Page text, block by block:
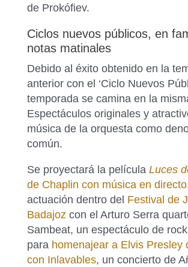
de Prokófiev.
Ciclos nuevos públicos, en
notas matinales
Debido al éxito obtenido en la
anterior con el ‘Ciclo Nuevos
temporada se camina en la
Espectáculos originales y
música de la orquesta como
común.
Se proyectará la película Luces
de Chaplin con música en directo
actuación dentro del Festival de
Badajozcon el Arturo Serra
Sambeat, un espectáculo de rock
para homenajear a Elvis Presley
con Inlavables, un concierto de